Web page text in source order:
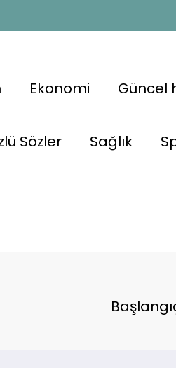
Ekonomi Güncel
Sözler Sağlık